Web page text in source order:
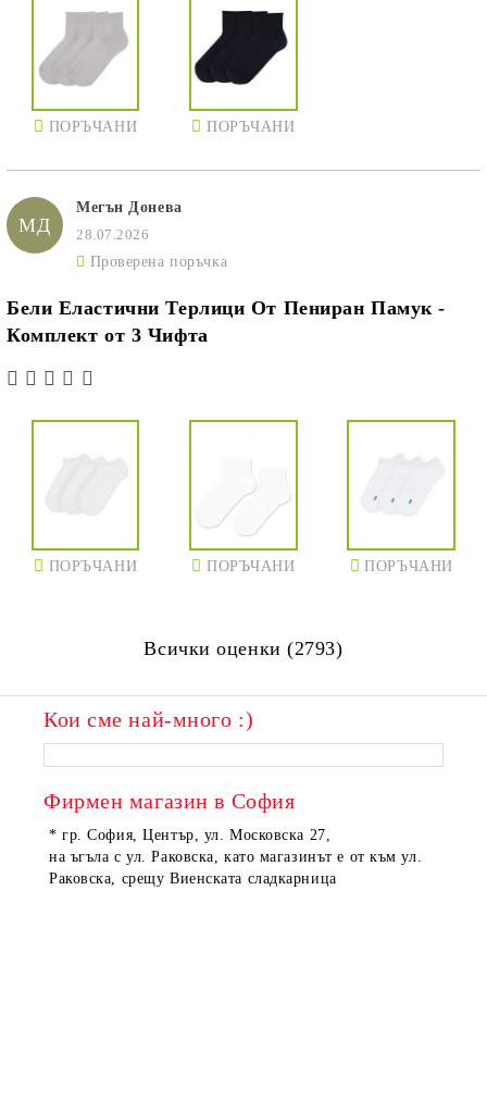
ПОРЪЧАНИ ПОРЪЧАНИ
МД
Мегън Донева
28.07.2026
Проверена поръчка
Бели Еластични Терлици От Пениран Памук -
Комплект от 3 Чифта
ПОРЪЧАНИ ПОРЪЧАНИ ПОРЪЧАНИ
Всички оценки (2793)
Кои сме най-много :)
Фирмен магазин в София
* гр. София, Център, ул. Московска 27,
на ъгъла с ул. Раковска, като магазинът е от към ул.
Раковска, срещу Виенската сладкарница